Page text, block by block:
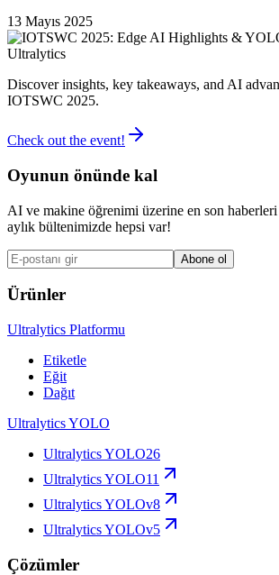
13 Mayıs 2025
Discover insights, key takeaways, and AI
IOTSWC 2025.
Check out the event!
Oyunun önünde kal
AI ve makine öğrenimi üzerine en son
aylık bültenimizde hepsi var!
Abone ol
Ürünler
Ultralytics Platformu
Etiketle
Eğit
Dağıt
Ultralytics YOLO
Ultralytics YOLO26
Ultralytics YOLO11
Ultralytics YOLOv8
Ultralytics YOLOv5
Çözümler